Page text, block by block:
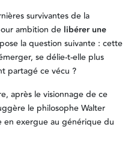
survivantes de la
ambition de libérer une
la question suivante : cette
se délie-t-elle plus
partagé ce vécu ?
après le visionnage de ce
le philosophe Walter
en exergue au générique du